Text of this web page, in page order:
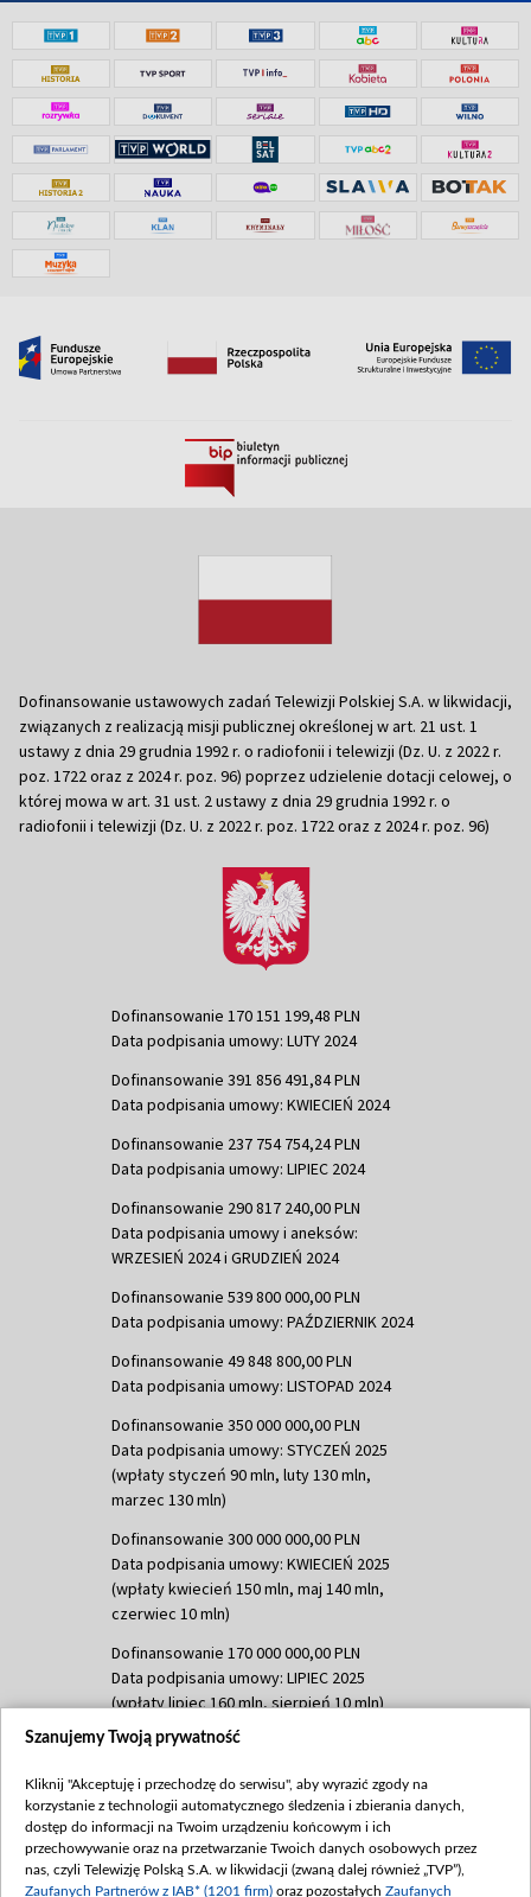
Dofinansowanie ustawowych zadań Telewizji Polskiej S.A. w likwidacji,
związanych z realizacją misji publicznej określonej w art. 21 ust. 1
ustawy z dnia 29 grudnia 1992 r. o radiofonii i telewizji (Dz. U. z 2022 r.
poz. 1722 oraz z 2024 r. poz. 96) poprzez udzielenie dotacji celowej, o
której mowa w art. 31 ust. 2 ustawy z dnia 29 grudnia 1992 r. o
radiofonii i telewizji (Dz. U. z 2022 r. poz. 1722 oraz z 2024 r. poz. 96)
Dofinansowanie 170 151 199,48 PLN
Data podpisania umowy: LUTY 2024
Dofinansowanie 391 856 491,84 PLN
Data podpisania umowy: KWIECIEŃ 2024
Dofinansowanie 237 754 754,24 PLN
Data podpisania umowy: LIPIEC 2024
Dofinansowanie 290 817 240,00 PLN
Data podpisania umowy i aneksów:
WRZESIEŃ 2024 i GRUDZIEŃ 2024
Dofinansowanie 539 800 000,00 PLN
Data podpisania umowy: PAŹDZIERNIK 2024
Dofinansowanie 49 848 800,00 PLN
Data podpisania umowy: LISTOPAD 2024
Dofinansowanie 350 000 000,00 PLN
Data podpisania umowy: STYCZEŃ 2025
(wpłaty styczeń 90 mln, luty 130 mln,
marzec 130 mln)
Dofinansowanie 300 000 000,00 PLN
Data podpisania umowy: KWIECIEŃ 2025
(wpłaty kwiecień 150 mln, maj 140 mln,
czerwiec 10 mln)
Dofinansowanie 170 000 000,00 PLN
Data podpisania umowy: LIPIEC 2025
(wpłaty lipiec 160 mln, sierpień 10 mln)
Dofinansowanie 60 000 000,00 PLN
(wpłata wrzesień 60 mln)
Dofinansowanie 635 783 051,21 PLN
Data podpisania umowy: WRZESIEŃ 2025
(wpłata wrzesień 100 mln, październik 350
Szanujemy Twoją prywatność
Kliknij "Akceptuję i przechodzę do serwisu", aby wyrazić zgody na
korzystanie z technologii automatycznego śledzenia i zbierania danych,
dostęp do informacji na Twoim urządzeniu końcowym i ich
przechowywanie oraz na przetwarzanie Twoich danych osobowych przez
nas, czyli Telewizję Polską S.A. w likwidacji (zwaną dalej również „TVP”),
Zaufanych Partnerów z IAB* (1201 firm) oraz pozostałych Zaufanych